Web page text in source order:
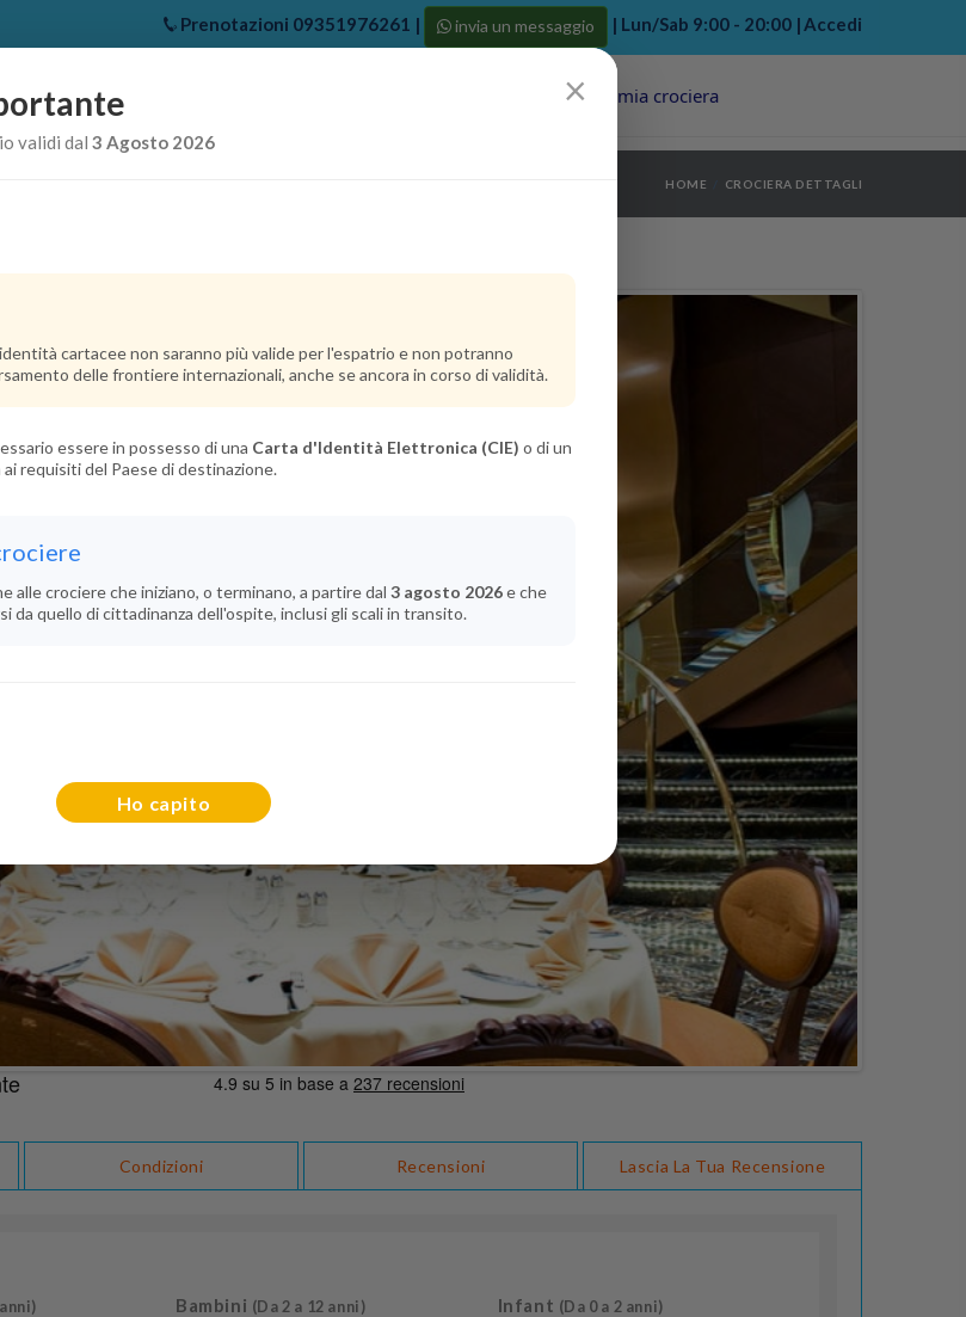
>
>
Prenotazioni 09351976261 | invia un messaggio | Lun/Sab 9:00 - 20:00 |Accedi
Offerte Crociere Last Minute La mia crociera
HOME CROCIERA DETTAGLI
Condizioni Recensioni Lascia La Tua Recensione
Bambini (Da 2 a 12 anni) Infant (Da 0 a 2 anni)
×
validi dal 3 Agosto 2026
cartacee non saranno più valide per l'espatrio e non potranno
delle frontiere internazionali, anche se ancora in corso di validità.
essere in possesso di una Carta d'Identità Elettronica (CIE) o di un
requisiti del Paese di destinazione.
alle crociere che iniziano, o terminano, a partire dal 3 agosto 2026e che
da quello di cittadinanza dell'ospite, inclusi gli scali in transito.
Ho capito